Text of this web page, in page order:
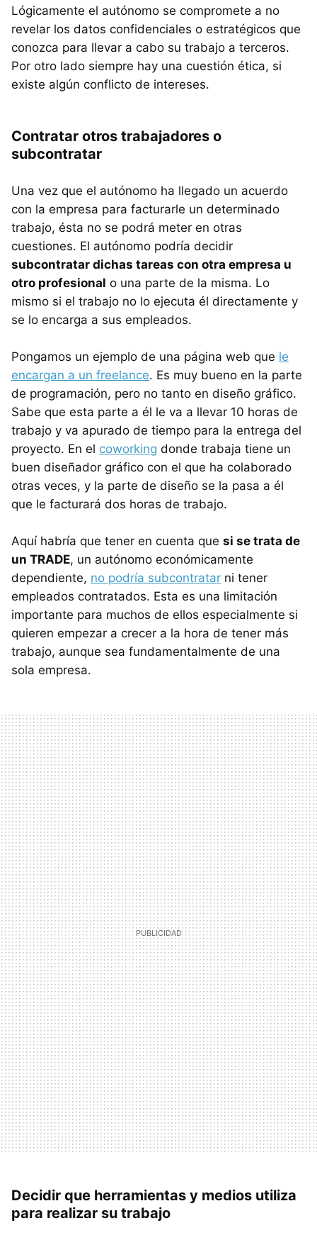
Lógicamente el autónomo se compromete a no
revelar los datos confidenciales o estratégicos que
conozca para llevar a cabo su trabajo a terceros.
Por otro lado siempre hay una cuestión ética, si
existe algún conflicto de intereses.
Contratar otros trabajadores o
subcontratar
Una vez que el autónomo ha llegado un acuerdo
con la empresa para facturarle un determinado
trabajo, ésta no se podrá meter en otras
cuestiones. El autónomo podría decidir
subcontratar dichas tareas con otra empresa u
otro profesional o una parte de la misma. Lo
mismo si el trabajo no lo ejecuta él directamente y
se lo encarga a sus empleados.
Pongamos un ejemplo de una página web que le
encargan a un freelance. Es muy bueno en la parte
de programación, pero no tanto en diseño gráfico.
Sabe que esta parte a él le va a llevar 10 horas de
trabajo y va apurado de tiempo para la entrega del
proyecto. En el coworking donde trabaja tiene un
buen diseñador gráfico con el que ha colaborado
otras veces, y la parte de diseño se la pasa a él
que le facturará dos horas de trabajo.
Aquí habría que tener en cuenta que si se trata de
un TRADE, un autónomo económicamente
dependiente, no podría subcontratar ni tener
empleados contratados. Esta es una limitación
importante para muchos de ellos especialmente si
quieren empezar a crecer a la hora de tener más
trabajo, aunque sea fundamentalmente de una
sola empresa.
Decidir que herramientas y medios utiliza
para realizar su trabajo